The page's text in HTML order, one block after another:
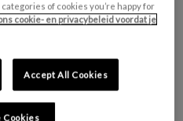
of cookies you’re happy for
cookie- en privacybeleid voordat je
Accept All Cookies
Cookies